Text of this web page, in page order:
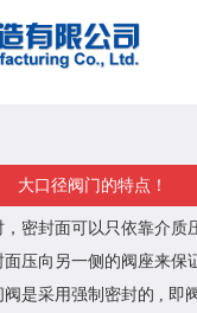
大口径阀门的特点！
，密封面可以只依靠介质
压向另一侧的阀座来保
是采用强制密封的 , 即